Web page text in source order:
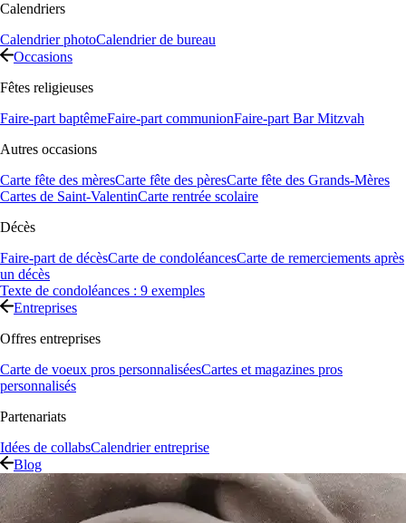
Calendriers
Calendrier photoCalendrier de bureau
Occasions
Fêtes religieuses
Faire-part baptêmeFaire-part communionFaire-part Bar Mitzvah
Autres occasions
Carte fête des mèresCarte fête des pèresCarte fête des Grands-Mères
Cartes de Saint-ValentinCarte rentrée scolaire
Décès
Faire-part de décèsCarte de condoléancesCarte de remerciements après
un décès
Texte de condoléances : 9 exemples
Entreprises
Offres entreprises
Carte de voeux pros personnaliséesCartes et magazines pros
personnalisés
Partenariats
Idées de collabsCalendrier entreprise
Blog